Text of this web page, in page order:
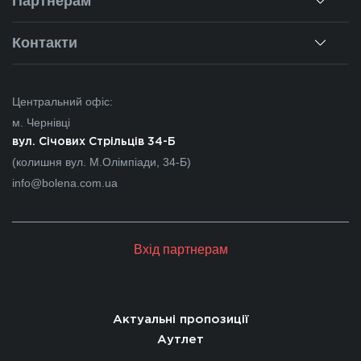
Ремонт вікон
Калькулятор
Питання-відповіді
Новини
Для дилерів
Для партнерів
Контакти
Івано-Франківськ
Львів
Закарпаття
Центральний офіс:
м. Чернівці
вул. Січових Стрільців 34-Б
(колишня вул. М.Олімпіади, 34-Б)
info@bolena.com.ua
Вхід партнерам
Актуальні пропозиції
Аутлет